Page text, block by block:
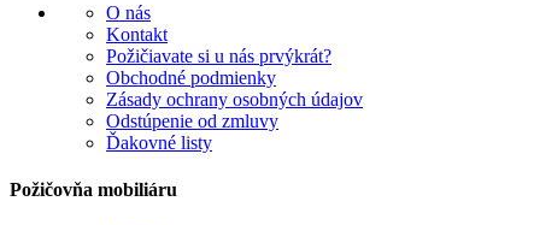
O nás
Kontakt
Požičiavate si u nás prvýkrát?
Obchodné podmienky
Zásady ochrany osobných údajov
Odstúpenie od zmluvy
Ďakovné listy
Požičovňa mobiliáru